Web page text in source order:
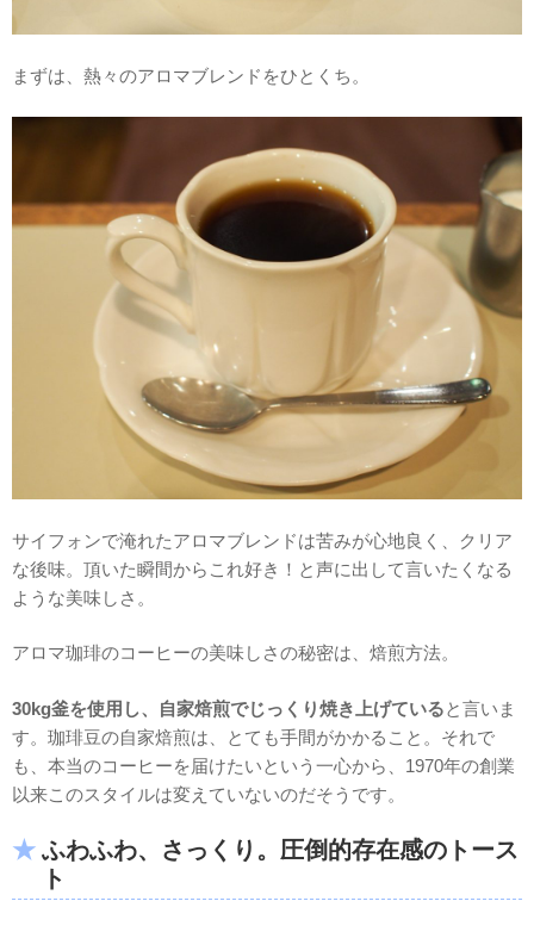
まずは、熱々のアロマブレンドをひとくち。
サイフォンで淹れたアロマブレンドは苦みが心地良く、クリア
な後味。頂いた瞬間からこれ好き！と声に出して言いたくなる
ような美味しさ。
アロマ珈琲のコーヒーの美味しさの秘密は、焙煎方法。
30kg釜を使用し、自家焙煎でじっくり焼き上げていると言いま
す。珈琲豆の自家焙煎は、とても手間がかかること。それで
も、本当のコーヒーを届けたいという一心から、1970年の創業
以来このスタイルは変えていないのだそうです。
ふわふわ、さっくり。圧倒的存在感のトース
ト